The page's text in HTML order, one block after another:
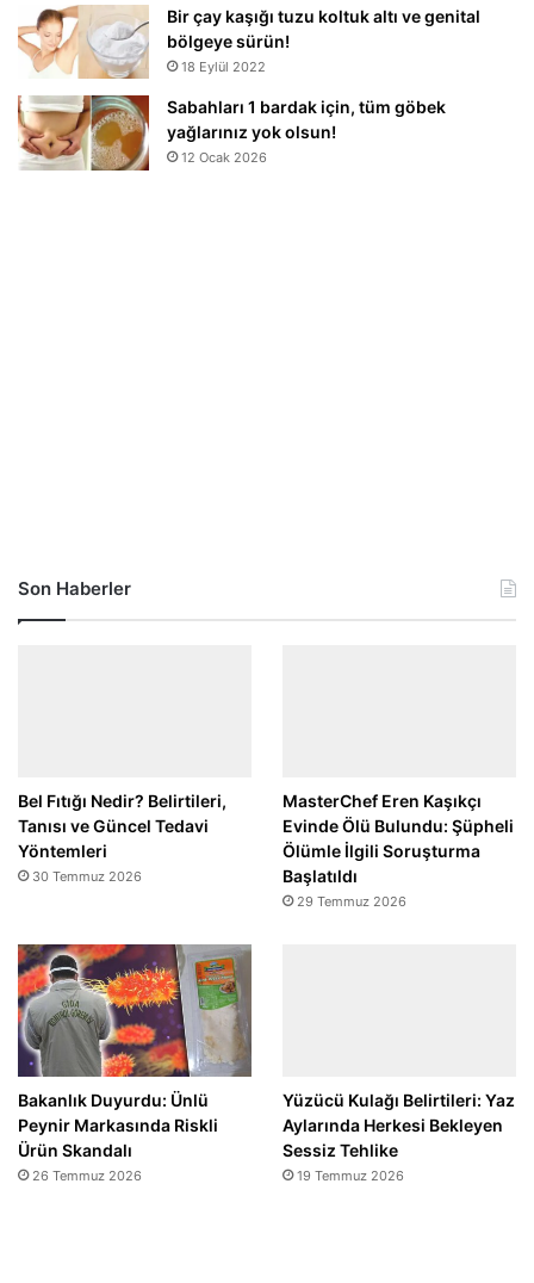
Bir çay kaşığı tuzu koltuk altı ve genital
bölgeye sürün!
18 Eylül 2022
Sabahları 1 bardak için, tüm göbek
yağlarınız yok olsun!
12 Ocak 2026
Son Haberler
Bel Fıtığı Nedir? Belirtileri,
Tanısı ve Güncel Tedavi
Yöntemleri
30 Temmuz 2026
MasterChef Eren Kaşıkçı
Evinde Ölü Bulundu: Şüpheli
Ölümle İlgili Soruşturma
Başlatıldı
29 Temmuz 2026
Bakanlık Duyurdu: Ünlü
Peynir Markasında Riskli
Ürün Skandalı
26 Temmuz 2026
Yüzücü Kulağı Belirtileri: Yaz
Aylarında Herkesi Bekleyen
Sessiz Tehlike
19 Temmuz 2026